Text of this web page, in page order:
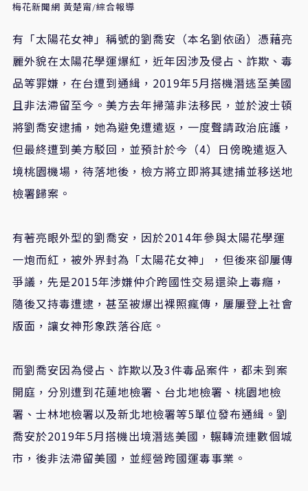
梅花新聞網 黃楚甯/綜合報導
有「太陽花女神」稱號的劉喬安（本名劉依函）憑藉亮
麗外貌在太陽花學運爆紅，近年因涉及侵占、詐欺、毒
品等罪嫌，在台遭到通緝，2019年5月搭機潛逃至美國
且非法滯留至今。美方去年掃蕩非法移民，並於波士頓
將劉喬安逮捕，她為避免遭遣返，一度聲請政治庇護，
但最終遭到美方駁回，並預計於今（4）日傍晚遣返入
境桃園機場，待落地後，檢方將立即將其逮捕並移送地
檢署歸案。
有著亮眼外型的劉喬安，因於2014年參與太陽花學運
一炮而紅，被外界封為「太陽花女神」，但後來卻屢傳
爭議，先是2015年涉嫌仲介跨國性交易還染上毒癮，
隨後又持毒遭逮，甚至被爆出裸照瘋傳，屢屢登上社會
版面，讓女神形象跌落谷底。
而劉喬安因為侵占、詐欺以及3件毒品案件，都未到案
開庭，分別遭到花蓮地檢署、台北地檢署、桃園地檢
署、士林地檢署以及新北地檢署等5單位發布通緝。劉
喬安於2019年5月搭機出境潛逃美國，輾轉流連數個城
市，後非法滯留美國，並經營跨國運毒事業。